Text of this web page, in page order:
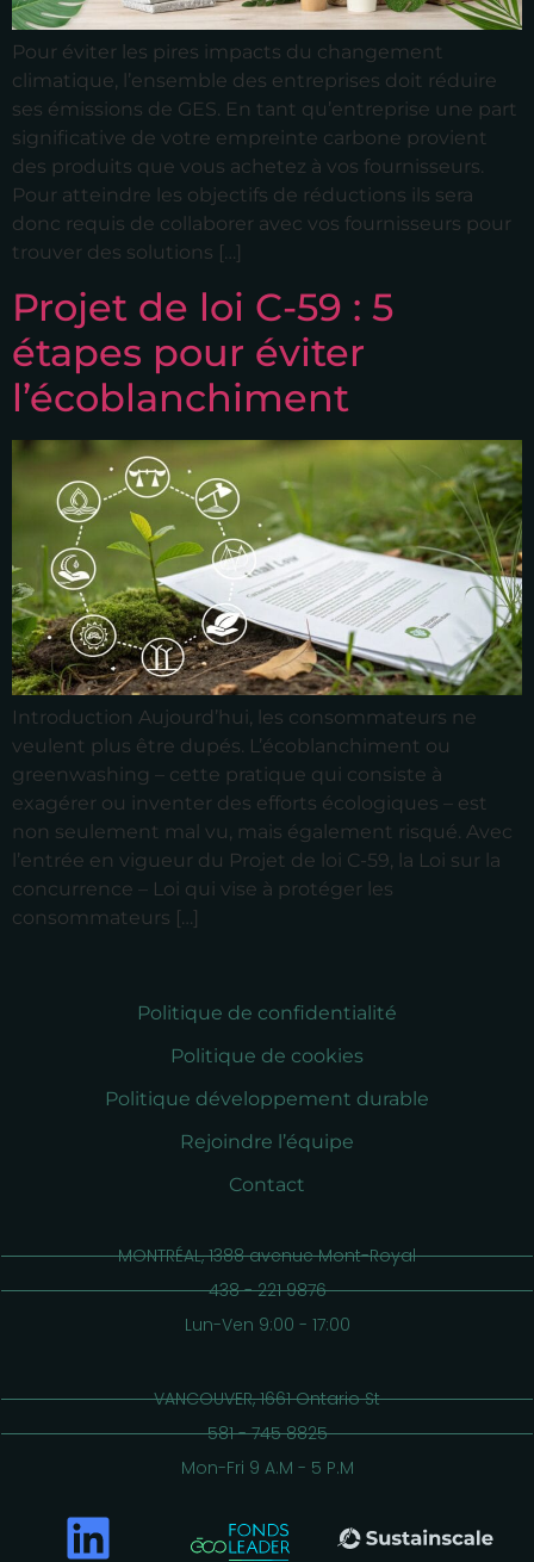
Pour éviter les pires impacts du changement
climatique, l’ensemble des entreprises doit réduire
ses émissions de GES. En tant qu’entreprise une part
significative de votre empreinte carbone provient
des produits que vous achetez à vos fournisseurs.
Pour atteindre les objectifs de réductions ils sera
donc requis de collaborer avec vos fournisseurs pour
trouver des solutions […]
Projet de loi C-59 : 5
étapes pour éviter
l’écoblanchiment
Introduction Aujourd’hui, les consommateurs ne
veulent plus être dupés. L’écoblanchiment ou
greenwashing – cette pratique qui consiste à
exagérer ou inventer des efforts écologiques – est
non seulement mal vu, mais également risqué. Avec
l’entrée en vigueur du Projet de loi C-59, la Loi sur la
concurrence – Loi qui vise à protéger les
consommateurs […]
Politique de confidentialité
Politique de cookies
Politique développement durable
Rejoindre l’équipe
Contact
MONTRÉAL, 1388 avenue Mont-Royal
438 - 221 9876
Lun-Ven 9:00 - 17:00
VANCOUVER, 1661 Ontario St
581 - 745 8825
Mon-Fri 9 A.M - 5 P.M